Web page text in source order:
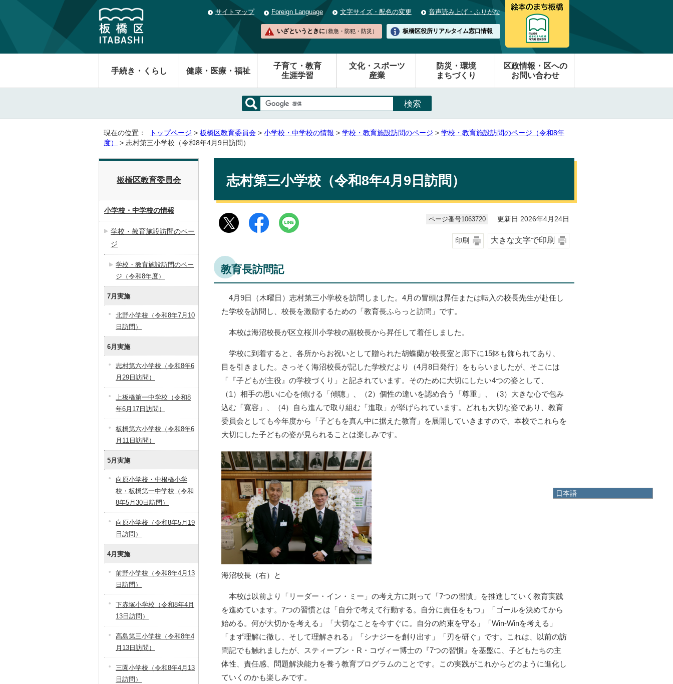
サイトマップ Foreign Language 文字サイズ・配色の変更 音声読み上げ・ふりがな
いざというときに（救急・防犯・防災） 板橋区役所リアルタイム窓口情報
日本語
手続き・くらし 健康・医療・福祉
子育て・教育
生涯学習
文化・スポーツ
産業
防災・環境
まちづくり
区政情報・区への
お問い合わせ
現在の位置： トップページ > 板橋区教育委員会 > 小学校・中学校の情報 > 学校・教育施設訪問のページ > 学校・教育施設訪問のページ（令和8年
度）
> 志村第三小学校（令和8年4月9日訪問）
志村第三小学校（令和8年4月9日訪問）
ページ番号1063720 更新日 2026年4月24日
印刷 大きな文字で印刷
教育長訪問記
4月9日（木曜日）志村第三小学校を訪問しました。4月の冒頭は昇任または転入の校長先生が赴任し
た学校を訪問し、校長を激励するための「教育長ふらっと訪問」です。
本校は海沼校長が区立桜川小学校の副校長から昇任して着任しました。
学校に到着すると、各所からお祝いとして贈られた胡蝶蘭が校長室と廊下に15鉢も飾られてあり、
目を引きました。さっそく海沼校長が記した学校だより（4月8日発行）をもらいましたが、そこには
「『子どもが主役』の学校づくり」と記されています。そのために大切にしたい4つの姿として、
（1）相手の思いに心を傾ける「傾聴」、（2）個性の違いを認め合う「尊重」、（3）大きな心で包み
込む「寛容」、（4）自ら進んで取り組む「進取」が挙げられています。どれも大切な姿であり、教育
委員会としても今年度から「子どもを真ん中に据えた教育」を展開していきますので、本校でこれらを
大切にした子どもの姿が見られることは楽しみです。
海沼校長（右）と
本校は以前より「リーダー・イン・ミー」の考え方に則って「7つの習慣」を推進していく教育実践
を進めています。7つの習慣とは「自分で考えて行動する。自分に責任をもつ」「ゴールを決めてから
始める。何が大切かを考える」「大切なことを今すぐに。自分の約束を守る」「Win-Winを考える」
「まず理解に徹し、そして理解される」「シナジーを創り出す」「刃を研ぐ」です。これは、以前の訪
問記でも触れましたが、スティーブン・R・コヴィー博士の『7つの習慣』を基盤に、子どもたちの主
体性、責任感、問題解決能力を養う教育プログラムのことです。この実践がこれからどのように進化し
ていくのかも楽しみです。
板橋区教育委員会
小学校・中学校の情報
学校・教育施設訪問のペー
ジ
学校・教育施設訪問のペー
ジ（令和8年度）
7月実施
北野小学校（令和8年7月10
日訪問）
6月実施
志村第六小学校（令和8年6
月29日訪問）
上板橋第一中学校（令和8
年6月17日訪問）
板橋第六小学校（令和8年6
月11日訪問）
5月実施
向原小学校・中根橋小学
校・板橋第一中学校（令和
8年5月30日訪問）
向原小学校（令和8年5月19
日訪問）
4月実施
前野小学校（令和8年4月13
日訪問）
下赤塚小学校（令和8年4月
13日訪問）
高島第三小学校（令和8年4
月13日訪問）
三園小学校（令和8年4月13
日訪問）